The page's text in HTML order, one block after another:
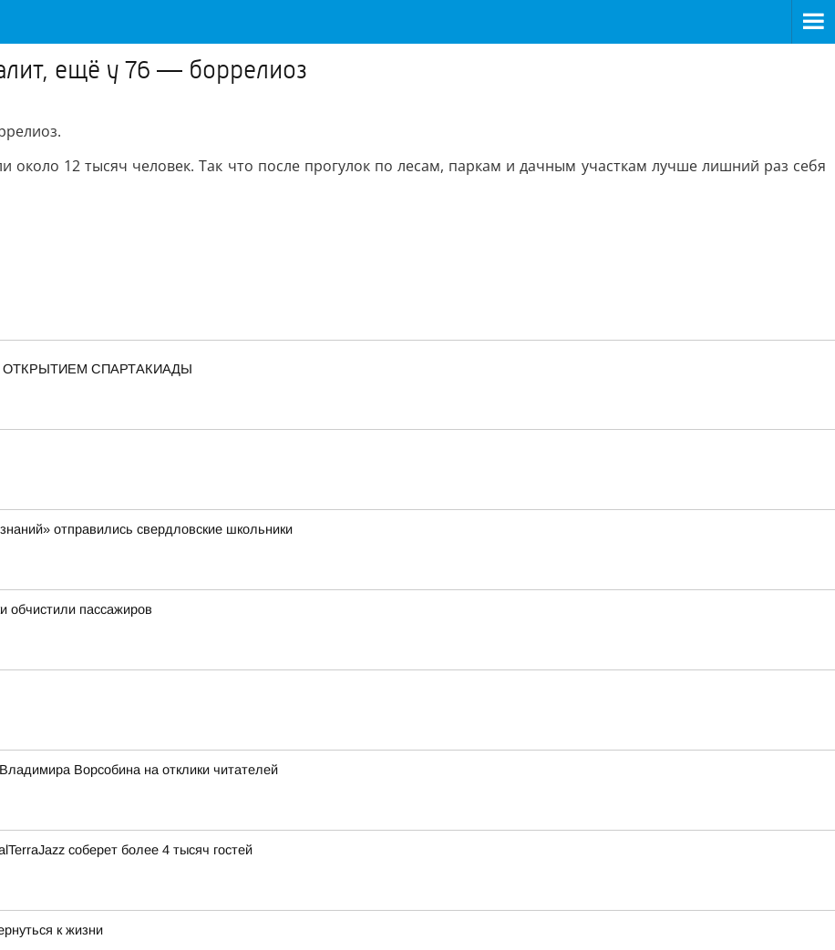
ещё у 76 — боррелиоз
около 12 тысяч человек. Так что после прогулок по лесам, паркам и дачным участкам лучше лишний раз себя
СПАРТАКИАДЫ
отправились свердловские школьники
обчистили пассажиров
Ворсобина на отклики читателей
соберет более 4 тысяч гостей
к жизни